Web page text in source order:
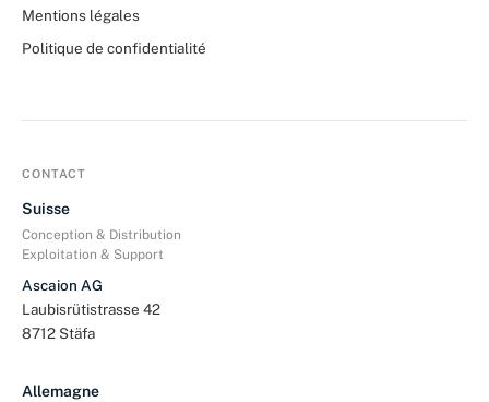
Mentions légales
Politique de confidentialité
CONTACT
Suisse
Conception & Distribution
Exploitation & Support
Ascaion AG
Laubisrütistrasse 42
8712 Stäfa
Allemagne